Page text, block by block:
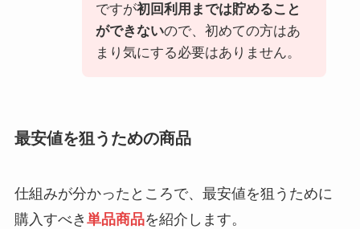
ですが初回利用までは貯めること
ができないので、初めての方はあ
まり気にする必要はありません。
最安値を狙うための商品
仕組みが分かったところで、最安値を狙うために
購入すべき 単品商品を紹介します。